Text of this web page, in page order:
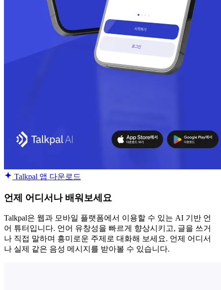
Talkpal 앱 다운로드
언제 어디서나 배워보세요
Talkpal은 웹과 모바일 플랫폼에서 이용할 수 있는 AI 기반 언
어 튜터입니다. 언어 유창성을 빠르게 향상시키고, 글을 쓰거
나 직접 말하며 흥미로운 주제로 대화해 보세요. 언제 어디서
나 실제 같은 음성 메시지를 받아볼 수 있습니다.